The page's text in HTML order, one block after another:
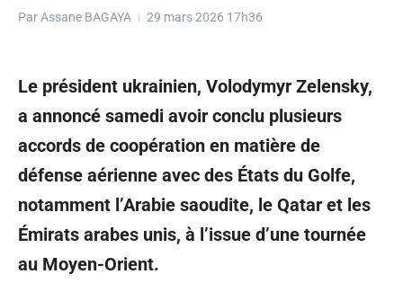
ParAssane BAGAYA 29 mars 2026 17h36
Le président ukrainien, Volodymyr Zelensky,
a annoncé samedi avoir conclu plusieurs
accords de coopération en matière de
défense aérienne avec des États du Golfe,
notamment l’Arabie saoudite, le Qatar et les
Émirats arabes unis, à l’issue d’une tournée
au Moyen-Orient.